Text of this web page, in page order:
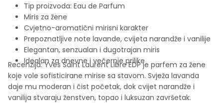
Tip proizvoda: Eau de Parfum
Miris za žene
Cvjetno-aromatični mirisni karakter
Prepoznatljive note lavande, cvijeta narandže i vanilije
Elegantan, senzualan i dugotrajan miris
Idealan za dnevne i večernje prilike
Recenzija: Yves Saint Laurent Libre EDP je parfem za žene
koje vole sofisticirane mirise sa stavom. Svježa lavanda
daje mu moderan i čist početak, dok cvijet narandže i
vanilija stvaraju ženstven, topao i luksuzan završetak.